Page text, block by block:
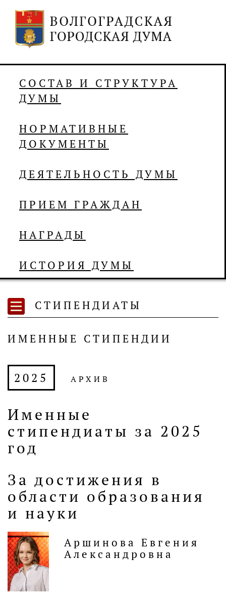
СОСТАВ И СТРУКТУРА
ДУМЫ
НОРМАТИВНЫЕ
ДОКУМЕНТЫ
ДЕЯТЕЛЬНОСТЬ ДУМЫ
ПРИЕМ ГРАЖДАН
НАГРАДЫ
ИСТОРИЯ ДУМЫ
СТИПЕНДИАТЫ
ИМЕННЫЕ СТИПЕНДИИ
2025 АРХИВ
Именные
стипендиаты за 2025
год
За достижения в
области образования
и науки
Аршинова Евгения
Александровна